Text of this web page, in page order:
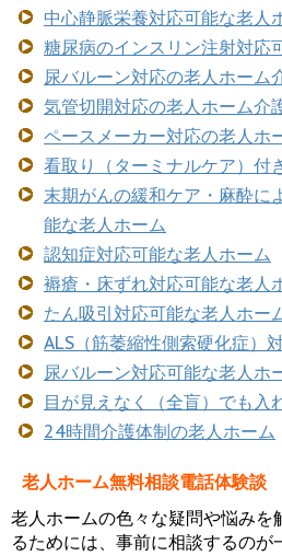
中心静脈栄養対応可能な老人
糖尿病のインスリン注射対応
尿バルーン対応の老人ホーム
気管切開対応の老人ホーム介
ペースメーカー対応の老人ホ
看取り（ターミナルケア）付
末期がんの緩和ケア・麻酔に
能な老人ホーム
認知症対応可能な老人ホーム
褥瘡・床ずれ対応可能な老人
たん吸引対応可能な老人ホー
ALS（筋萎縮性側索硬化症）
尿バルーン対応可能な老人ホ
目が見えなく（全盲）でも入
24時間介護体制の老人ホーム
老人ホーム無料相談電話体験談
老人ホームの色々な疑問や悩みを
るためには、事前に相談するのが